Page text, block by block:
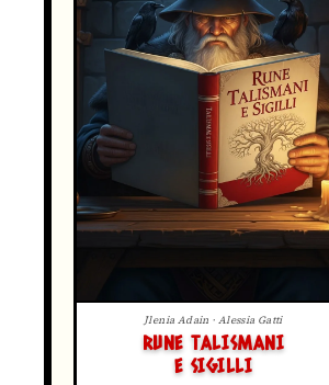
Jlenia Adain · Alessia Gatti
RUNE TALISMANI
E SIGILLI